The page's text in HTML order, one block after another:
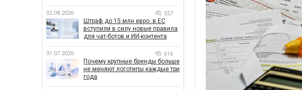
02.08.2026 557
Штраф до 15 млн евро: в ЕС
вступили в силу новые правила
для чат-ботов и ИИ-контента
31.07.2026 616
Почему крупные бренды больше
не меняют логотипы каждые три
года